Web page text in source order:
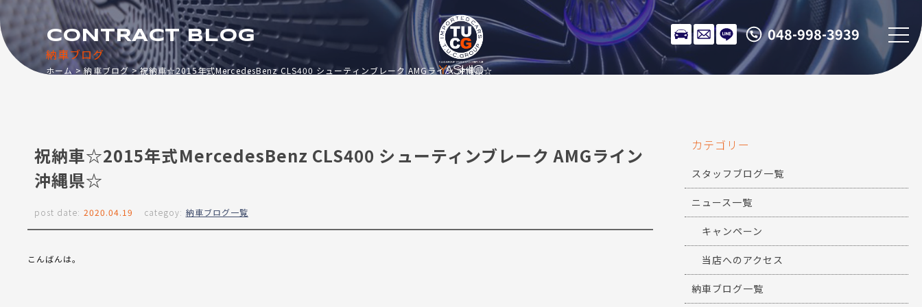
048-998-3939
納車ブログ
CONTRACT BLOG
ホーム 納車ブログ 祝納車☆2015年式MercedesBenz CLS400 シューティンブレーク AMGライン 沖縄県☆
祝納車☆2015年式MercedesBenz CLS400 シューティンブレーク AMGライン
沖縄県☆
post date: 2020.04.19 categoy: 納車ブログ一覧
こんばんは。
カテゴリー
スタッフブログ一覧
ニュース一覧
キャンペーン
当店へのアクセス
納車ブログ一覧